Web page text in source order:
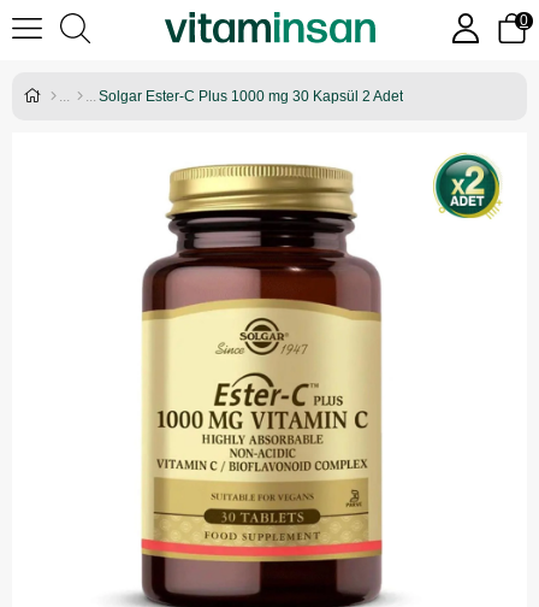
0
Solgar Ester-C Plus 1000 mg 30 Kapsül 2 Adet